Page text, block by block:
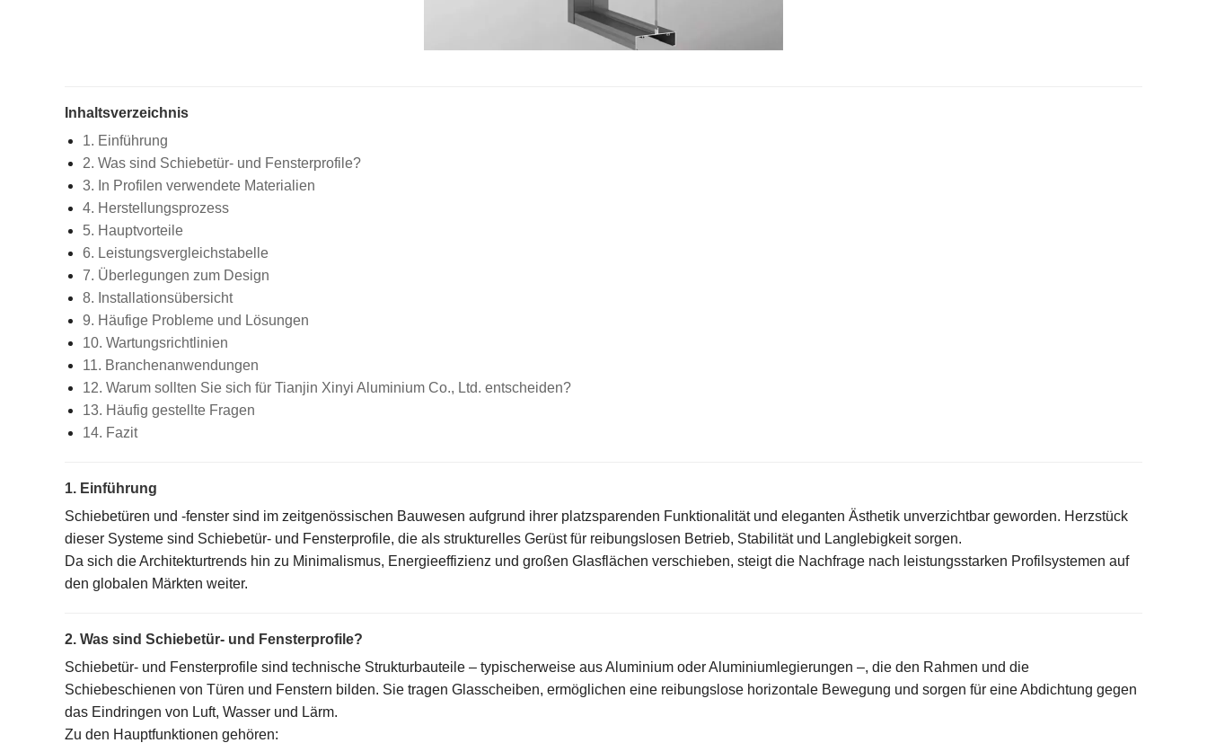
Inhaltsverzeichnis
1. Einführung
2. Was sind Schiebetür- und Fensterprofile?
3. In Profilen verwendete Materialien
4. Herstellungsprozess
5. Hauptvorteile
6. Leistungsvergleichstabelle
7. Überlegungen zum Design
8. Installationsübersicht
9. Häufige Probleme und Lösungen
10. Wartungsrichtlinien
11. Branchenanwendungen
12. Warum sollten Sie sich für Tianjin Xinyi Aluminium Co., Ltd. entscheiden?
13. Häufig gestellte Fragen
14. Fazit
1. Einführung
Schiebetüren und -fenster sind im zeitgenössischen Bauwesen aufgrund ihrer platzsparenden Funktionalität und eleganten Ästhetik unverzichtbar geworden. Herzstück
dieser Systeme sind Schiebetür- und Fensterprofile, die als strukturelles Gerüst für reibungslosen Betrieb, Stabilität und Langlebigkeit sorgen.
Da sich die Architekturtrends hin zu Minimalismus, Energieeffizienz und großen Glasflächen verschieben, steigt die Nachfrage nach leistungsstarken Profilsystemen auf
den globalen Märkten weiter.
2. Was sind Schiebetür- und Fensterprofile?
Schiebetür- und Fensterprofile sind technische Strukturbauteile – typischerweise aus Aluminium oder Aluminiumlegierungen –, die den Rahmen und die
Schiebeschienen von Türen und Fenstern bilden. Sie tragen Glasscheiben, ermöglichen eine reibungslose horizontale Bewegung und sorgen für eine Abdichtung gegen
das Eindringen von Luft, Wasser und Lärm.
Zu den Hauptfunktionen gehören: